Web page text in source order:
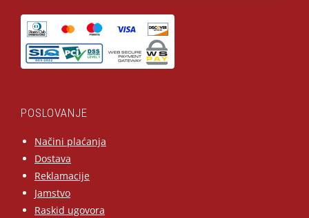
POSLOVANJE
Načini plaćanja
Dostava
Reklamacije
Jamstvo
Raskid ugovora